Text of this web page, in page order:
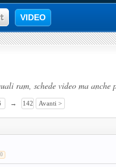
VIDEO
ram, schede video ma anche
→ 142 Avanti >